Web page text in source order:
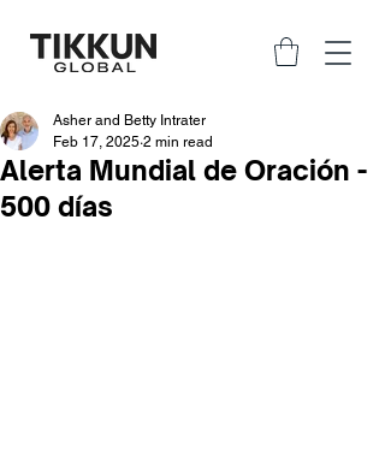
Alerta Mundial de Oración -
500 días
Asher and Betty Intrater
Feb 17, 2025 2 min read